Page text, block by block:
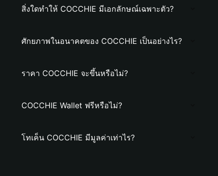
สิ่งใดทำให้ COCCHIE มีเอกลักษณ์เฉพาะตัว?
ศักยภาพในอนาคตของ COCCHIE เป็นอย่างไร?
ราคา COCCHIE จะขึ้นหรือไม่?
COCCHIE Wallet ฟรีหรือไม่?
โทเค็น COCCHIE มีมูลค่าเท่าไร?